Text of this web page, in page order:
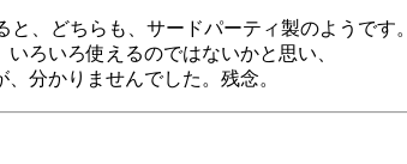
、どちらも、サードパーティ製のようです。
ろいろ使えるのではないかと思い、
分かりませんでした。残念。